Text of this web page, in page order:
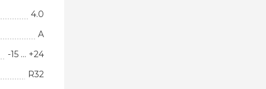
4.0
A
-15 … +24
R32